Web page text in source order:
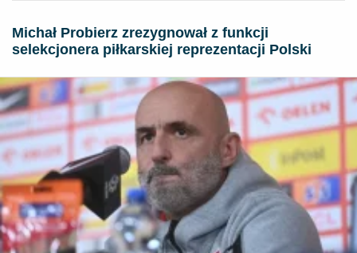
Michał Probierz zrezygnował z funkcji
selekcjonera piłkarskiej reprezentacji Polski